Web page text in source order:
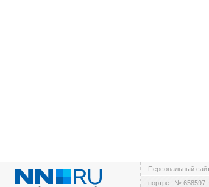
Персональный
портрет № 658597